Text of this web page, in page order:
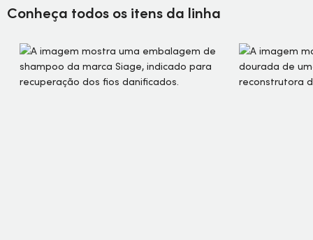
Conheça todos os itens da linha